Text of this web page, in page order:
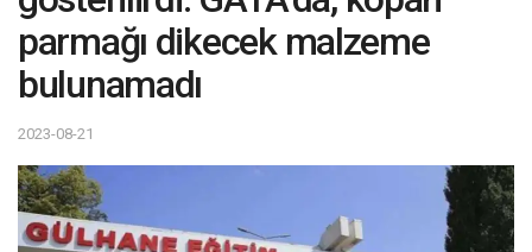
parmağı dikecek malzeme
bulunamadı
2023-08-21